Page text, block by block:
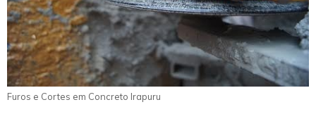
Furos e Cortes em Concreto Irapuru